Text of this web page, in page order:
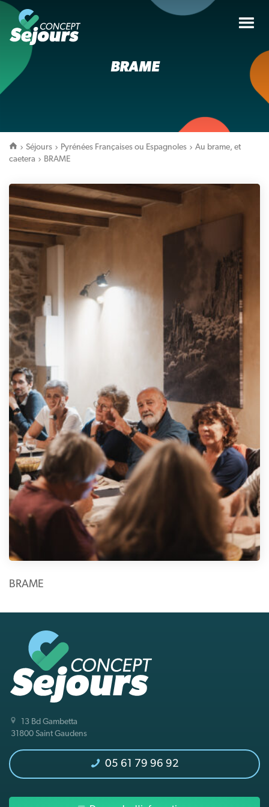
BRAME
Séjours Pyrénées Françaises ou Espagnoles
Au brame, et
caetera
BRAME
BRAME
13 Bd Gambetta
31800 Saint Gaudens
05 61 79 96 92